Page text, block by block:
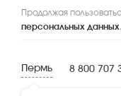
Продолжая
персональных данных.
Пермь 8 800 707